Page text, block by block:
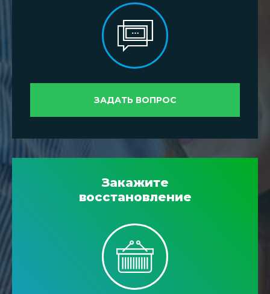
ЗАДАТЬ ВОПРОС
Закажите
восстановление